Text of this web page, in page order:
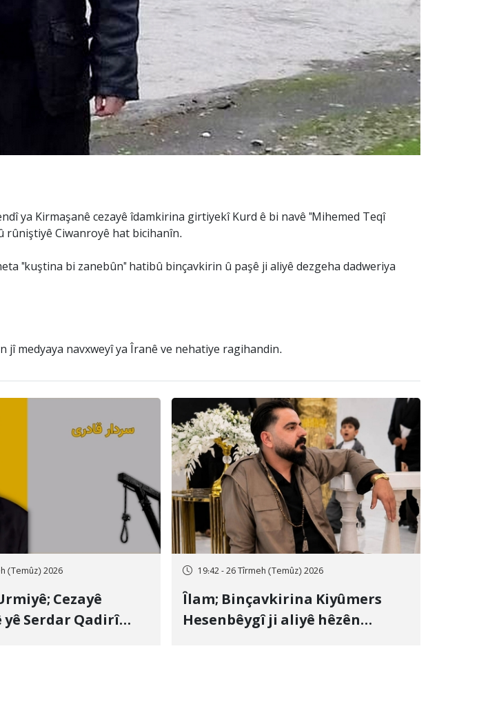
ya Kirmaşanê cezayê îdamkirina girtiyekî Kurd ê bi navê "Mihemed Teqî
rûniştiyê Ciwanroyê hat bicihanîn.
"kuştina bi zanebûn" hatibû binçavkirin û paşê ji aliyê dezgeha dadweriya
medyaya navxweyî ya Îranê ve nehatiye ragihandin.
(Temûz) 2026
Cezayê
Serdar Qadirî
19:42 - 26 Tîrmeh (Temûz) 2026
Îlam; Binçavkirina Kiyûmers
Hesenbêygî ji aliyê hêzên